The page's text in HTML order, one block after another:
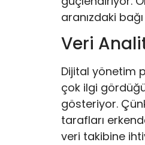
aranızdaki
Veri
Dijital yönetim
çok ilgi
gösteriyor.
tarafları
veri takibine